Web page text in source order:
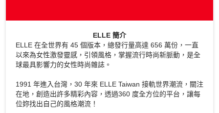
ELLE 簡介
ELLE 在全世界有 45 個版本，總發行量高達 656 萬份，一直
以來為女性激發靈感，引領風格，掌握流行時尚新脈動，是全
球最具影響力的女性時尚雜誌。
1991 年進入台灣，30 年來 ELLE Taiwan 接軌世界潮流，關注
在地，創造出許多精彩內容，透過360 度全方位的平台，讓每
位妳找出自己的風格潮流！